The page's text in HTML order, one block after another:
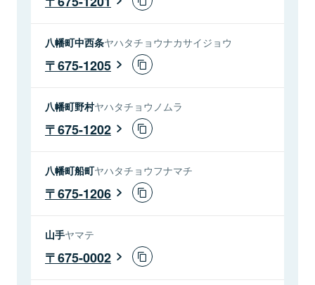
八幡町中西条ヤハタチョウナカサイジョウ
675-1205
八幡町野村ヤハタチョウノムラ
675-1202
八幡町船町ヤハタチョウフナマチ
675-1206
山手ヤマテ
675-0002